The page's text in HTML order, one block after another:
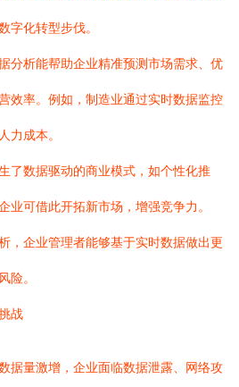
字化转型步伐。
分析能帮助企业精准预测市场需求、优
效率。例如，制造业通过实时数据监控
力成本。
了数据驱动的商业模式，如个性化推
业可借此开拓新市场，增强竞争力。
，企业管理者能够基于实时数据做出更
险。
战
据量激增，企业面临数据泄露、网络攻